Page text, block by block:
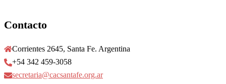
Contacto
Corrientes 2645, Santa Fe. Argentina
+54 342 459-3058
secretaria@cacsantafe.org.ar